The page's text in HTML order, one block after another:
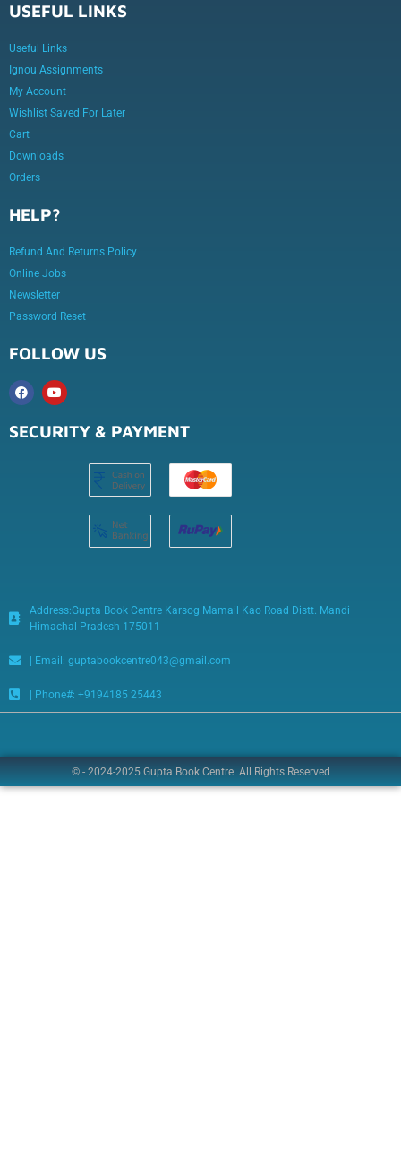
USEFUL LINKS
Useful Links
Ignou Assignments
My Account
Wishlist Saved For Later
Cart
Downloads
Orders
HELP?
Refund And Returns Policy
Online Jobs
Newsletter
Password Reset
FOLLOW US
SECURITY & PAYMENT
Address:Gupta Book Centre Karsog Mamail Kao Road Distt. Mandi
Himachal Pradesh 175011
| Email: guptabookcentre043@gmail.com
| Phone#: +9194185 25443
© - 2024-2025 Gupta Book Centre. All Rights Reserved